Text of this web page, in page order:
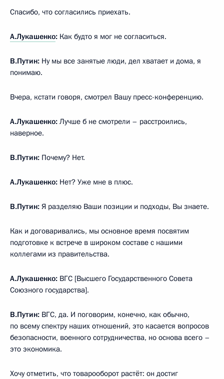
Спасибо, что согласились приехать.
А.Лукашенко: Как будто я мог не согласиться.
В.Путин: Ну мы все занятые люди, дел хватает и дома, я
понимаю.
Вчера, кстати говоря, смотрел Вашу пресс-конференцию.
А.Лукашенко: Лучше б не смотрели – расстроились,
наверное.
В.Путин: Почему? Нет.
А.Лукашенко: Нет? Уже мне в плюс.
В.Путин: Я разделяю Ваши позиции и подходы, Вы знаете.
Как и договаривались, мы основное время посвятим
подготовке к встрече в широком составе с нашими
коллегами из правительства.
А.Лукашенко: ВГС [Высшего Государственного Совета
Союзного государства].
В.Путин: ВГС, да. И поговорим, конечно, как обычно,
по всему спектру наших отношений, это касается вопросов
безопасности, военного сотрудничества, но основа всего –
это экономика.
Хочу отметить, что товарооборот растёт: он достиг